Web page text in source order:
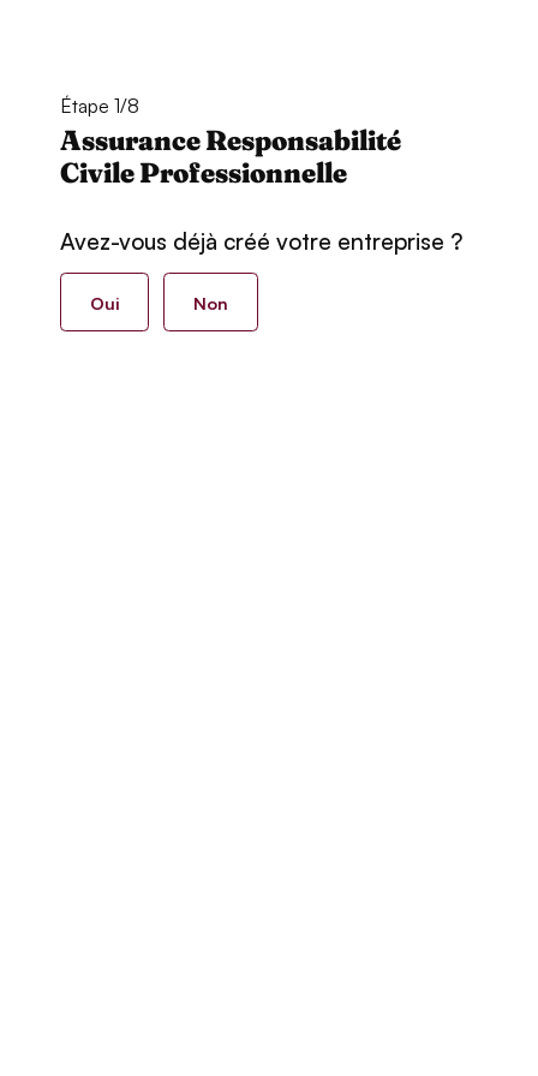
Étape 1/8
Assurance Responsabilité
Civile Professionnelle
Avez-vous déjà créé votre entreprise ?
Oui Non